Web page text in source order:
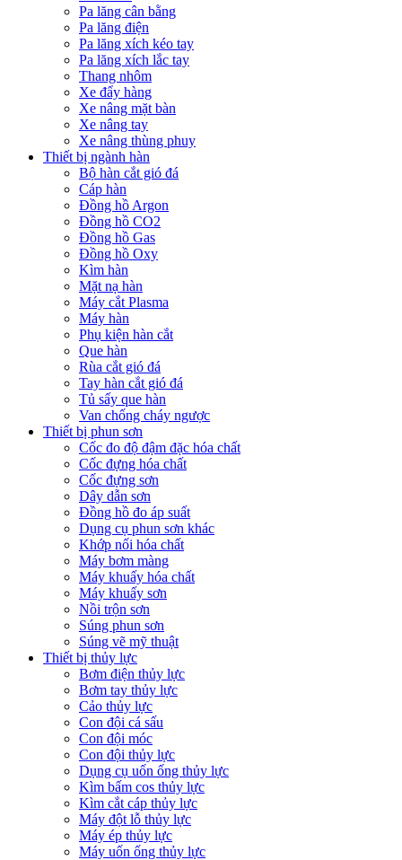
Pa lăng cân bằng
Pa lăng điện
Pa lăng xích kéo tay
Pa lăng xích lắc tay
Thang nhôm
Xe đẩy hàng
Xe nâng mặt bàn
Xe nâng tay
Xe nâng thùng phuy
Thiết bị ngành hàn
Bộ hàn cắt gió đá
Cáp hàn
Đồng hồ Argon
Đồng hồ CO2
Đồng hồ Gas
Đồng hồ Oxy
Kìm hàn
Mặt nạ hàn
Máy cắt Plasma
Máy hàn
Phụ kiện hàn cắt
Que hàn
Rùa cắt gió đá
Tay hàn cắt gió đá
Tủ sấy que hàn
Van chống cháy ngược
Thiết bị phun sơn
Cốc đo độ đậm đặc hóa chất
Cốc đựng hóa chất
Cốc đựng sơn
Dây dẫn sơn
Đồng hồ đo áp suất
Dụng cụ phun sơn khác
Khớp nối hóa chất
Máy bơm màng
Máy khuấy hóa chất
Máy khuấy sơn
Nồi trộn sơn
Súng phun sơn
Súng vẽ mỹ thuật
Thiết bị thủy lực
Bơm điện thủy lực
Bơm tay thủy lực
Cảo thủy lực
Con đội cá sấu
Con đội móc
Con đội thủy lực
Dụng cụ uốn ống thủy lực
Kìm bấm cos thủy lực
Kìm cắt cáp thủy lực
Máy đột lỗ thủy lực
Máy ép thủy lực
Máy uốn ống thủy lực